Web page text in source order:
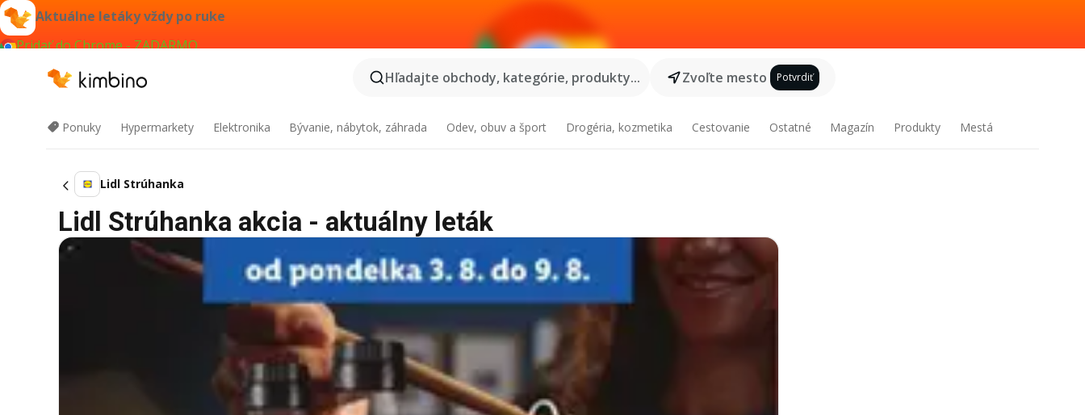
Aktuálne letáky vždy po ruke
Pridať do Chrome - ZADARMO
Hľadajte obchody, kategórie, produkty...
Zvoľte mesto Potvrdiť
Ponuky Hypermarkety Elektronika Bývanie, nábytok, záhrada Odev, obuv a šport Drogéria, kozmetika Cestovanie Ostatné Magazín Produkty Mestá
Lidl Strúhanka
Lidl Strúhanka akcia - aktuálny leták